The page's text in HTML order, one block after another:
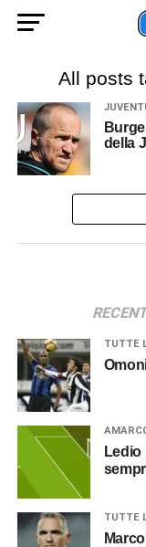
All posts
della
TUTTE
TUTTE